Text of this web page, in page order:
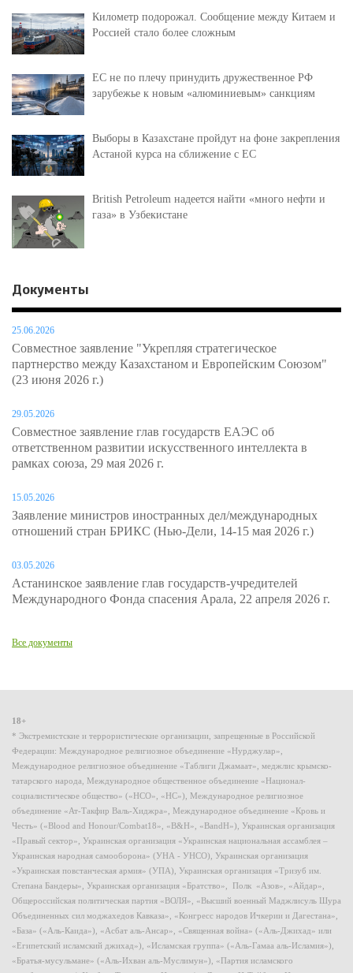
Километр подорожал. Сообщение между Китаем и
Россией стало более сложным
ЕС не по плечу принудить дружественное РФ
зарубежье к новым «алюминиевым» санкциям
Выборы в Казахстане пройдут на фоне закрепления
Астаной курса на сближение с ЕС
British Petroleum надеется найти «много нефти и
газа» в Узбекистане
Документы
25.06.2026
Совместное заявление "Укрепляя стратегическое
партнерство между Казахстаном и Европейским Союзом"
(23 июня 2026 г.)
29.05.2026
Совместное заявление глав государств ЕАЭС об
ответственном развитии искусственного интеллекта в
рамках союза, 29 мая 2026 г.
15.05.2026
Заявление министров иностранных дел/международных
отношений стран БРИКС (Нью-Дели, 14-15 мая 2026 г.)
03.05.2026
Астанинское заявление глав государств-учредителей
Международного Фонда спасения Арала, 22 апреля 2026 г.
Все документы
18+
* Экстремистские и террористические организации, запрещенные в Российской
Федерации: Международное религиозное объединение «Нурджулар»,
Международное религиозное объединение «Таблиги Джамаат», меджлис крымско-
татарского народа, Международное общественное объединение «Национал-
социалистическое общество» («НСО», «НС»), Международное религиозное
объединение «Ат-Такфир Валь-Хиджра», Международное объединение «Кровь и
Честь» («Blood and Honour/Combat18», «B&H», «BandH»), Украинская организация
«Правый сектор», Украинская организация «Украинская национальная ассамблея –
Украинская народная самооборона» (УНА - УНСО), Украинская организация
«Украинская повстанческая армия» (УПА), Украинская организация «Тризуб им.
Степана Бандеры», Украинская организация «Братство», Полк «Азов», «Айдар»,
Общероссийская политическая партия «ВОЛЯ», «Высший военный Маджлисуль Шура
Объединенных сил моджахедов Кавказа», «Конгресс народов Ичкерии и Дагестана»,
«База» («Аль-Каида»), «Асбат аль-Ансар», «Священная война» («Аль-Джихад» или
«Египетский исламский джихад»), «Исламская группа» («Аль-Гамаа аль-Исламия»),
«Братья-мусульмане» («Аль-Ихван аль-Муслимун»), «Партия исламского